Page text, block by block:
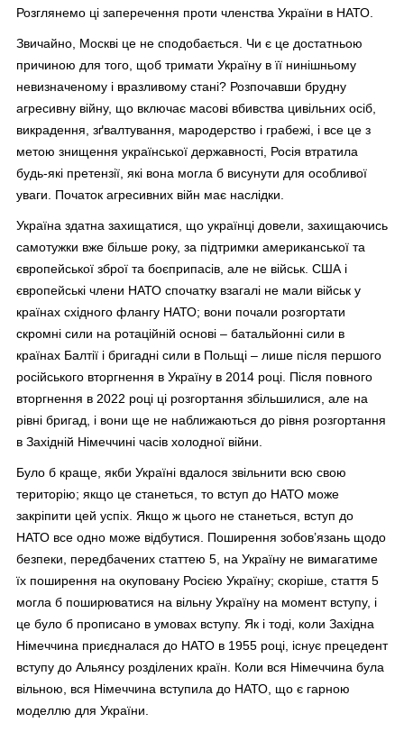
Розглянемо ці заперечення проти членства України в НАТО.
Звичайно, Москві це не сподобається. Чи є це достатньою
причиною для того, щоб тримати Україну в її нинішньому
невизначеному і вразливому стані? Розпочавши брудну
агресивну війну, що включає масові вбивства цивільних осіб,
викрадення, зґвалтування, мародерство і грабежі, і все це з
метою знищення української державності, Росія втратила
будь-які претензії, які вона могла б висунути для особливої
уваги. Початок агресивних війн має наслідки.
Україна здатна захищатися, що українці довели, захищаючись
самотужки вже більше року, за підтримки американської та
європейської зброї та боєприпасів, але не військ. США і
європейські члени НАТО спочатку взагалі не мали військ у
країнах східного флангу НАТО; вони почали розгортати
скромні сили на ротаційній основі – батальйонні сили в
країнах Балтії і бригадні сили в Польщі – лише після першого
російського вторгнення в Україну в 2014 році. Після повного
вторгнення в 2022 році ці розгортання збільшилися, але на
рівні бригад, і вони ще не наближаються до рівня розгортання
в Західній Німеччині часів холодної війни.
Було б краще, якби Україні вдалося звільнити всю свою
територію; якщо це станеться, то вступ до НАТО може
закріпити цей успіх. Якщо ж цього не станеться, вступ до
НАТО все одно може відбутися. Поширення зобов’язань щодо
безпеки, передбачених статтею 5, на Україну не вимагатиме
їх поширення на окуповану Росією Україну; скоріше, стаття 5
могла б поширюватися на вільну Україну на момент вступу, і
це було б прописано в умовах вступу. Як і тоді, коли Західна
Німеччина приєдналася до НАТО в 1955 році, існує прецедент
вступу до Альянсу розділених країн. Коли вся Німеччина була
вільною, вся Німеччина вступила до НАТО, що є гарною
моделлю для України.